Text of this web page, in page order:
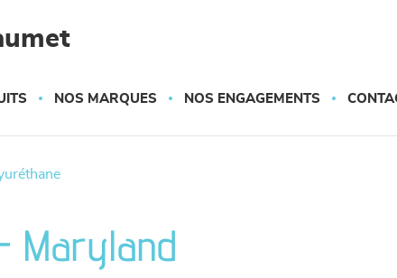
NOS MARQUES NOS ENGAGEMENTS
Maryland